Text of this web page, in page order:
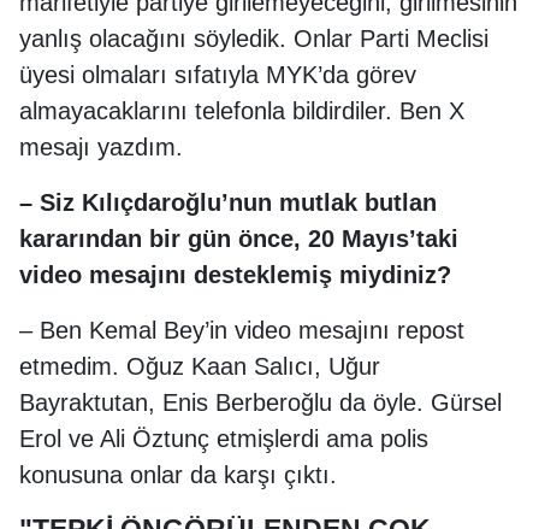
yanlış olacağını söyledik. Onlar Parti Meclisi
üyesi olmaları sıfatıyla MYK’da görev
almayacaklarını telefonla bildirdiler. Ben X
mesajı yazdım.
– Siz Kılıçdaroğlu’nun mutlak butlan
kararından bir gün önce, 20 Mayıs’taki
video mesajını desteklemiş miydiniz?
– Ben Kemal Bey’in video mesajını repost
etmedim. Oğuz Kaan Salıcı, Uğur
Bayraktutan, Enis Berberoğlu da öyle. Gürsel
Erol ve Ali Öztunç etmişlerdi ama polis
konusuna onlar da karşı çıktı.